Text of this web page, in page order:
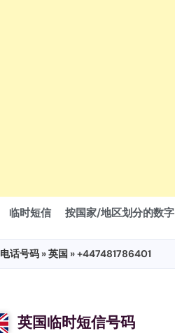
临时短信 按国家/地区划分的数字
电话号码 »英国 » +447481786401
英国临时短信号码